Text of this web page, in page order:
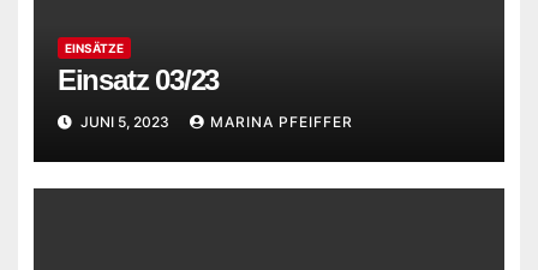
EINSÄTZE
Einsatz 03/23
JUNI 5, 2023 MARINA PFEIFFER